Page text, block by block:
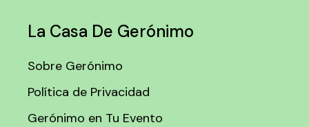
La Casa De Gerónimo
Sobre Gerónimo
Política de Privacidad
Gerónimo en Tu Evento